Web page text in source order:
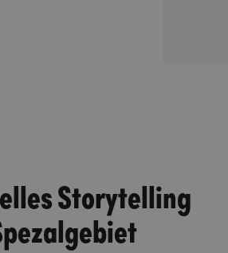
Storytelling